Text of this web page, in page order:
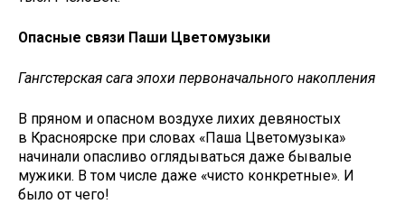
Опасные связи Паши Цветомузыки
Гангстерская сага эпохи первоначального накопления
В пряном и опасном воздухе лихих девяностых
в Красноярске при словах «Паша Цветомузыка»
начинали опасливо оглядываться даже бывалые
мужики. В том числе даже «чисто конкретные». И
было от чего!